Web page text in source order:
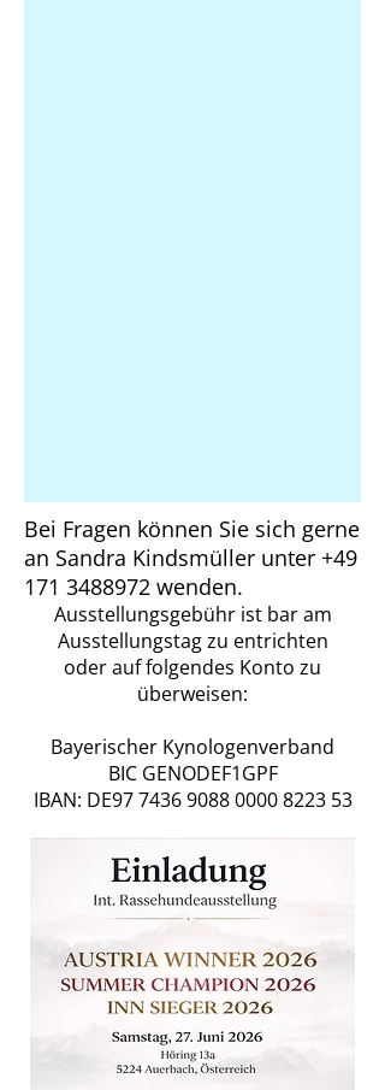
Bei Fragen können Sie sich gerne
an Sandra Kindsmüller unter +49
171 3488972 wenden.
Ausstellungsgebühr ist bar am
Ausstellungstag zu entrichten
oder auf folgendes Konto zu
überweisen:
Bayerischer Kynologenverband
BIC GENODEF1GPF
IBAN: DE977436 9088 0000 822353